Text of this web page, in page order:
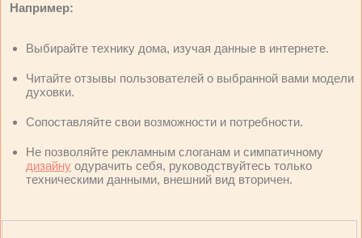
Например:
Выбирайте технику дома, изучая данные в интернете.
Читайте отзывы пользователей о выбранной вами модели
духовки.
Сопоставляйте свои возможности и потребности.
Не позволяйте рекламным слоганам и симпатичному
дизайну одурачить себя, руководствуйтесь только
техническими данными, внешний вид вторичен.